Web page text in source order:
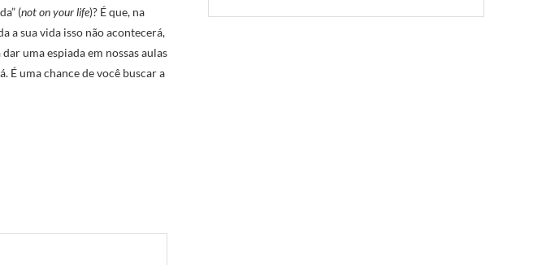
(not on your life)? É que, na
a sua vida isso não acontecerá,
uma espiada em nossas aulas
É uma chance de você buscar a